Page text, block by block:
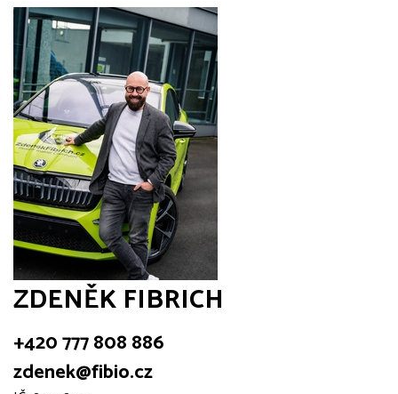
ZDENĚK FIBRICH
+420 777 808 886
zdenek@fibio.cz